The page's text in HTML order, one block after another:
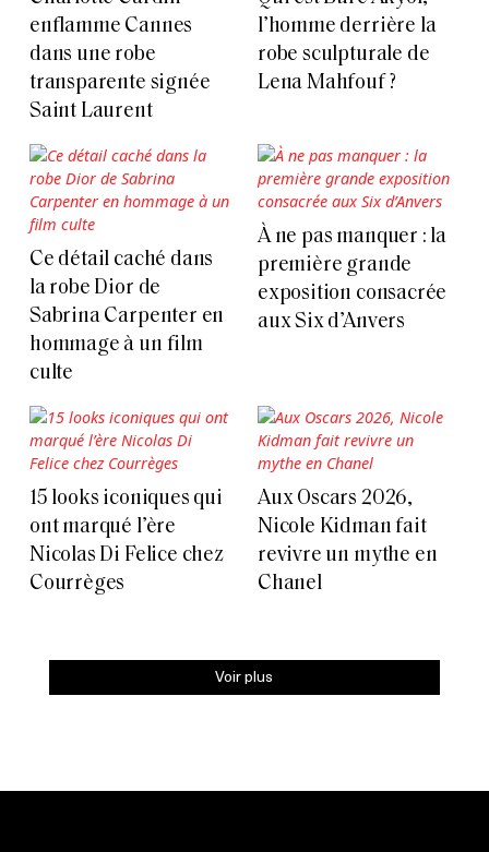
enflamme Cannes
dans une robe
transparente signée
Saint Laurent
l’homme derrière la
robe sculpturale de
Lena Mahfouf ?
Ce détail caché dans
la robe Dior de
Sabrina Carpenter en
hommage à un film
culte
À ne pas manquer : la
première grande
exposition consacrée
aux Six d’Anvers
15 looks iconiques qui
ont marqué l’ère
Nicolas Di Felice chez
Courrèges
Aux Oscars 2026,
Nicole Kidman fait
revivre un mythe en
Chanel
Voir plus